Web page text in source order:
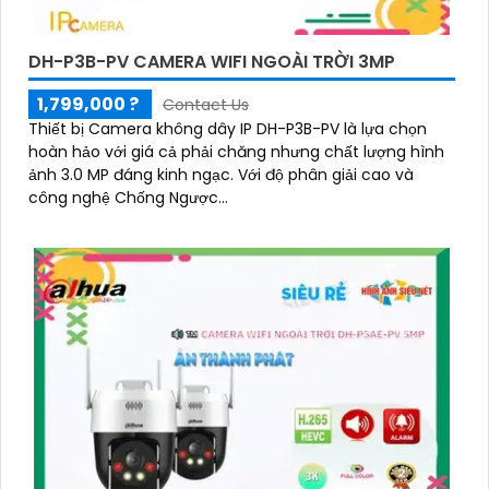
DH-P3B-PV CAMERA WIFI NGOÀI TRỜI 3MP
1,799,000 ?
Contact Us
Thiết bị Camera không dây IP DH-P3B-PV là lựa chọn
hoàn hảo với giá cả phải chăng nhưng chất lượng hình
ảnh 3.0 MP đáng kinh ngạc. Với độ phân giải cao và
công nghệ Chống Ngược...